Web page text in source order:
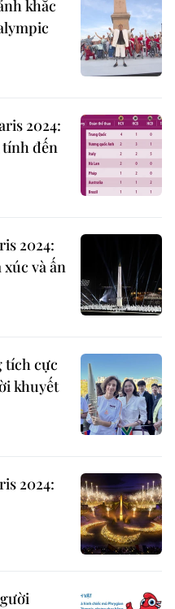
khắc
2024:
tính đến
2024:
và ấn
tích cực
khuyết
2024: